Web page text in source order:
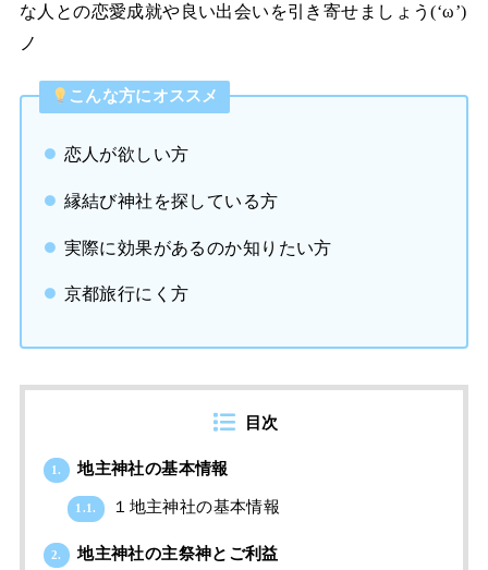
な人との恋愛成就や良い出会いを引き寄せましょう(‘ω’)
ノ
こんな方にオススメ
恋人が欲しい方
縁結び神社を探している方
実際に効果があるのか知りたい方
京都旅行にく方
目次
1. 地主神社の基本情報
1.1. １地主神社の基本情報
2. 地主神社の主祭神とご利益